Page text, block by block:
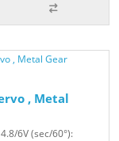
, Metal
6V (sec/60°):